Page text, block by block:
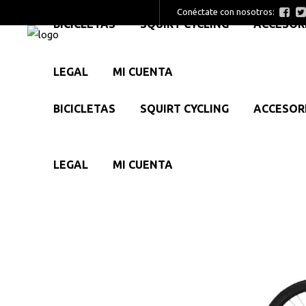
Conéctate con nosotros:
BICICLETAS SQUIRT CYCLING
LEGAL MI CUENTA
BICICLETAS SQUIRT CYCLING
LEGAL MI CUENTA